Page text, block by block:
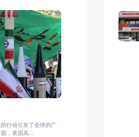
行动引发了全球的广
，美国高...